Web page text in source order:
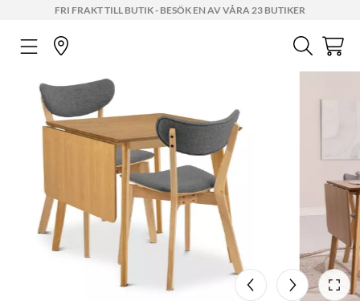
FRI FRAKT TILL BUTIK - BESÖK EN AV VÅRA 23 BUTIKER